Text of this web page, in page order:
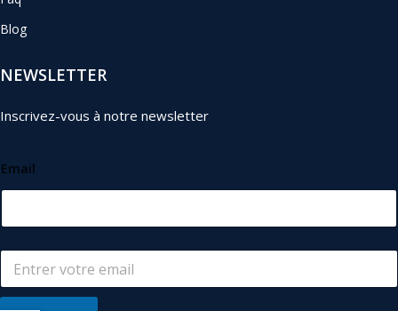
Blog
NEWSLETTER
Inscrivez-vous à notre newsletter
Email